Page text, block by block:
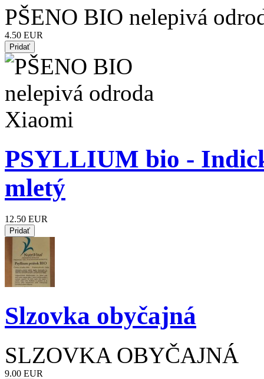
PŠENO BIO nelepivá
4.50 EUR
PSYLLIUM bio -
mletý
12.50 EUR
Slzovka obyčajná
SLZOVKA OBYČAJNÁ
9.00 EUR